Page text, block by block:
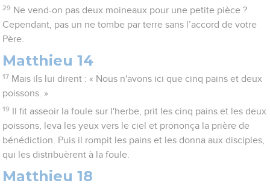
29 Ne vend-on pas deux moineaux pour une petite pièce ?
Cependant, pas un ne tombe par terre sans l’accord de votre
Père.
Matthieu 14
17 Mais ils lui dirent : « Nous n'avons ici que cinq pains et deux
poissons. »
19
Il fit asseoir la foule sur l'herbe, prit les cinq pains et les deux
poissons, leva les yeux vers le ciel et prononça la prière de
bénédiction. Puis il rompit les pains et les donna aux disciples,
qui les distribuèrent à la foule.
Matthieu 18